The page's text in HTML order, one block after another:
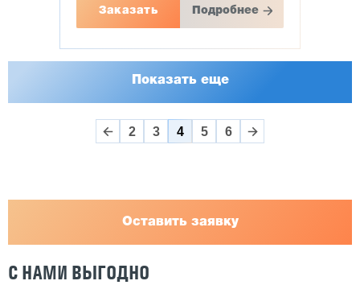
Заказать Подробнее
Показать еще
2 3 4 5 6
Оставить заявку
С НАМИ ВЫГОДНО